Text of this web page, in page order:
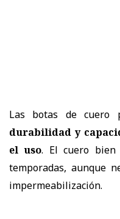
Las botas de cuero
durabilidad y
el uso. El cuero bien
temporadas, aunque
impermeabilización.